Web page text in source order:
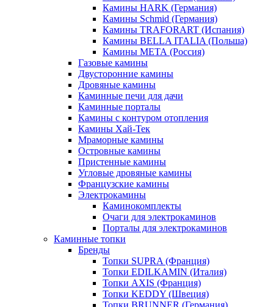
Камины HARK (Германия)
Камины Schmid (Германия)
Камины TRAFORART (Испания)
Камины BELLA ITALIA (Польша)
Камины МЕТА (Россия)
Газовые камины
Двусторонние камины
Дровяные камины
Каминные печи для дачи
Каминные порталы
Камины с контуром отопления
Камины Хай-Тек
Мраморные камины
Островные камины
Пристенные камины
Угловые дровяные камины
Французские камины
Электрокамины
Каминокомплекты
Очаги для электрокаминов
Порталы для электрокаминов
Каминные топки
Бренды
Топки SUPRA (Франция)
Топки EDILKAMIN (Италия)
Топки AXIS (Франция)
Топки KEDDY (Швеция)
Топки BRUNNER (Германия)